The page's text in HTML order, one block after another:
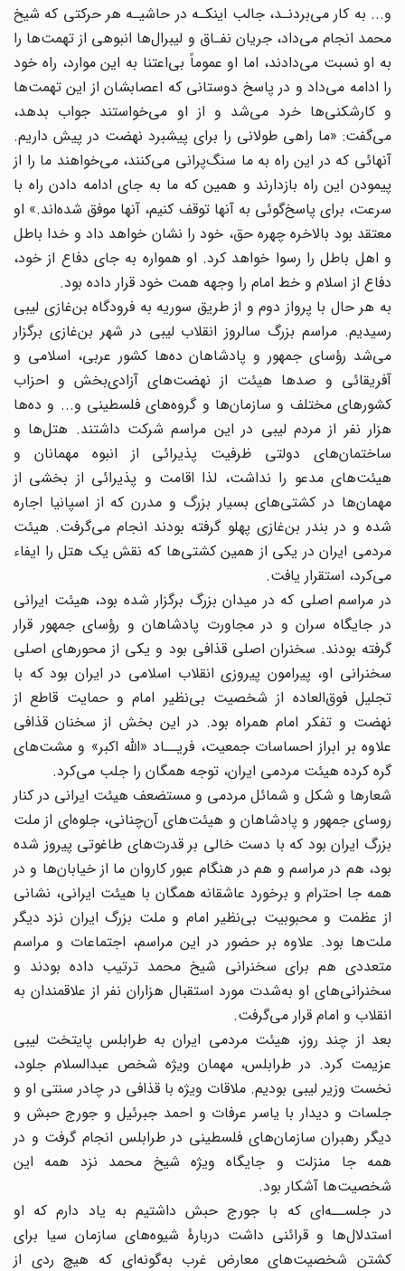
و... به کار می‌بردنـد، جالب‌ اینکـه در حاشیـه هر حرکتی که شیخ
محمد انجام می‌داد، جریان نفـاق و لیبرال‌ها انبوهی از تهمت‌ها را
به او نسبت می‌دادند، اما او عموماً بی‌اعتنا به این موارد، راه خود
را ادامه می‌داد و در پاسخ دوستانی که اعصابشان از این تهمت‌ها
و کارشکنی‌ها خرد می‌شد و از او می‌خواستند جواب بدهد،
می‌گفت: «ما راهی طولانی را برای پیشبرد نهضت در پیش داریم.
آنهائی که در این راه به ما سنگ‌پرانی می‌کنند، می‌خواهند ما را از
پیمودن این راه بازدارند و همین که ما به جای ادامه دادن راه با
سرعت، برای پاسخ‌گوئی به آنها توقف کنیم، آنها موفق شده‌اند.» او
معتقد بود بالاخره چهره حق، خود را نشان خواهد داد و خدا باطل
و اهل باطل را رسوا خواهد کرد. او همواره به جای دفاع از خود،
دفاع از اسلام و خط امام را وجهه همت خود قرار داده بود.
به هر حال با پرواز دوم و از طریق سوریه به فرودگاه بن‌غازی لیبی
رسیدیم. مراسم بزرگ سالروز انقلاب لیبی در شهر بن‌غازی برگزار
می‌شد رؤسای جمهور و پادشاهان ده‌ها کشور عربی، اسلامی و
آفریقائی و صدها هیئت از نهضت‌های آزادی‌بخش و احزاب
کشورهای مختلف و سازمان‌ها و گروه‌های فلسطینی و... و ده‌ها
هزار نفر از مردم لیبی در این مراسم شرکت داشتند. هتل‌ها و
ساختمان‌های دولتی ظرفیت پذیرائی از انبوه مهمانان و
هیئت‌های مدعو را نداشت، لذا اقامت و پذیرائی از بخشی از
مهمان‌ها در کشتی‌های بسیار بزرگ و مدرن که از اسپانیا اجاره
شده و در بندر بن‌غازی پهلو گرفته بودند انجام می‌گرفت. هیئت
مردمی ایران در یکی از همین کشتی‌ها که نقش یک هتل را ایفاء
می‌کرد، استقرار یافت.
در مراسم اصلی که در میدان بزرگ برگزار شده بود، هیئت ایرانی
در جایگاه سران و در مجاورت پادشاهان و رؤسای جمهور قرار
گرفته بودند. سخنران اصلی قذافی بود و یکی از محورهای اصلی
سخنرانی او، پیرامون پیروزی انقلاب اسلامی در ایران بود که با
تجلیل فوق‌العاده از شخصیت بی‌نظیر امام و حمایت قاطع از
نهضت و تفکر امام همراه بود. در این بخش از سخنان قذافی
علاوه بر ابراز احساسات جمعیت، فریــاد «الله اکبر» و مشت‌های
گره کرده هیئت مردمی ایران، توجه همگان را جلب می‌کرد.
شعارها و شکل و شمائل مردمی و مستضعف هیئت ایرانی در کنار
روسای جمهور و پادشاهان و هیئت‌های آن‌چنانی، جلوه‌ای از ملت
بزرگ ایران بود که با دست خالی بر قدرت‌های طاغوتی پیروز شده
بود، هم در مراسم و هم در هنگام عبور کاروان ما از خیابان‌ها و در
همه جا احترام و برخورد عاشقانه همگان با هیئت ایرانی، نشانی
از عظمت و محبوبیت بی‌نظیر امام و ملت بزرگ ایران نزد دیگر
ملت‌ها بود. علاوه بر حضور در این مراسم، اجتماعات و مراسم
متعددی هم برای سخنرانی شیخ محمد ترتیب داده بودند و
سخنرانی‌های او به‌شدت مورد استقبال هزاران نفر از علاقمندان به
انقلاب و امام قرار می‌گرفت.
بعد از چند روز، هیئت مردمی ایران به طرابلس پایتخت لیبی
عزیمت کرد. در طرابلس، مهمان ویژه شخص عبدالسلام جلود،
نخست وزیر لیبی بودیم. ملاقات ویژه با قذافی در چادر سنتی او و
جلسات و دیدار با یاسر عرفات و احمد جبرئیل و جورج حبش و
دیگر رهبران سازمان‌های فلسطینی در طرابلس انجام گرفت و در
همه جا منزلت و جایگاه ویژه شیخ محمد نزد همه این
شخصیت‌ها آشکار بود.
در جلســه‌ای که با جورج حبش داشتیم به یاد دارم که او
استدلال‌ها و قرائنی داشت دربارۀ شیوه‌های سازمان سیا برای
کشتن شخصیت‌های معارض غرب به‌گونه‌ای که هیچ ردی از